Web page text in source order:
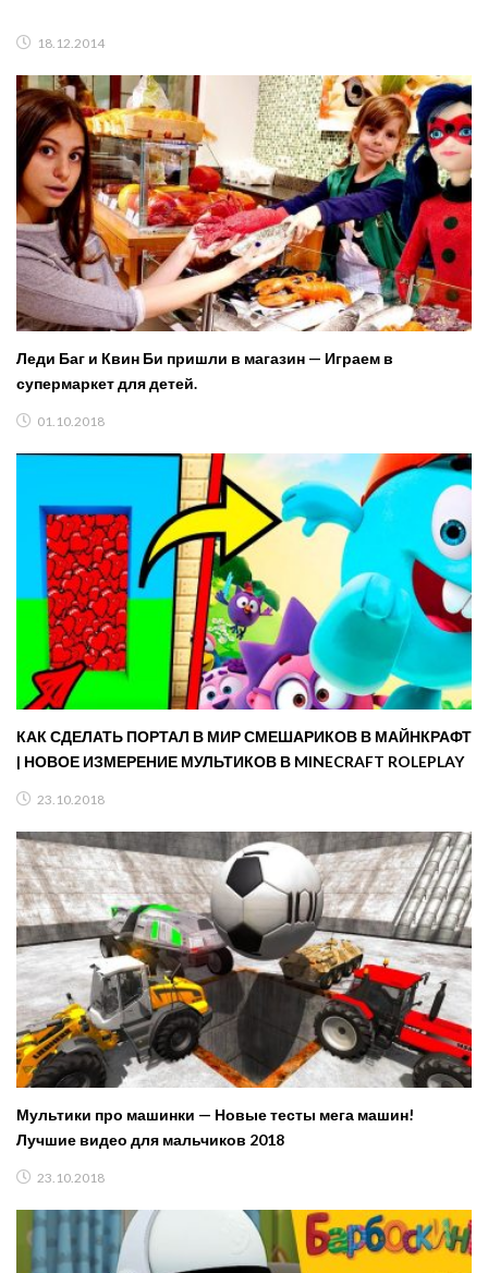
18.12.2014
Леди Баг и Квин Би пришли в магазин — Играем в
супермаркет для детей.
01.10.2018
КАК СДЕЛАТЬ ПОРТАЛ В МИР СМЕШАРИКОВ В МАЙНКРАФТ
| НОВОЕ ИЗМЕРЕНИЕ МУЛЬТИКОВ В MINECRAFT ROLEPLAY
23.10.2018
Мультики про машинки — Новые тесты мега машин!
Лучшие видео для мальчиков 2018
23.10.2018